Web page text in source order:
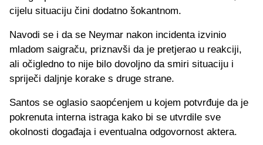
cijelu situaciju čini dodatno šokantnom.
Navodi se i da se Neymar nakon incidenta izvinio
mladom saigraču, priznavši da je pretjerao u reakciji,
ali očigledno to nije bilo dovoljno da smiri situaciju i
spriječi daljnje korake s druge strane.
Santos se oglasio saopćenjem u kojem potvrđuje da je
pokrenuta interna istraga kako bi se utvrdile sve
okolnosti događaja i eventualna odgovornost aktera.